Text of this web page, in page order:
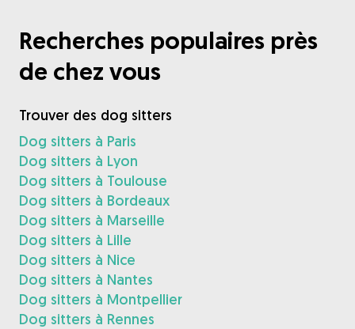
Recherches populaires près
de chez vous
Trouver des dog sitters
Dog sitters à Paris
Dog sitters à Lyon
Dog sitters à Toulouse
Dog sitters à Bordeaux
Dog sitters à Marseille
Dog sitters à Lille
Dog sitters à Nice
Dog sitters à Nantes
Dog sitters à Montpellier
Dog sitters à Rennes